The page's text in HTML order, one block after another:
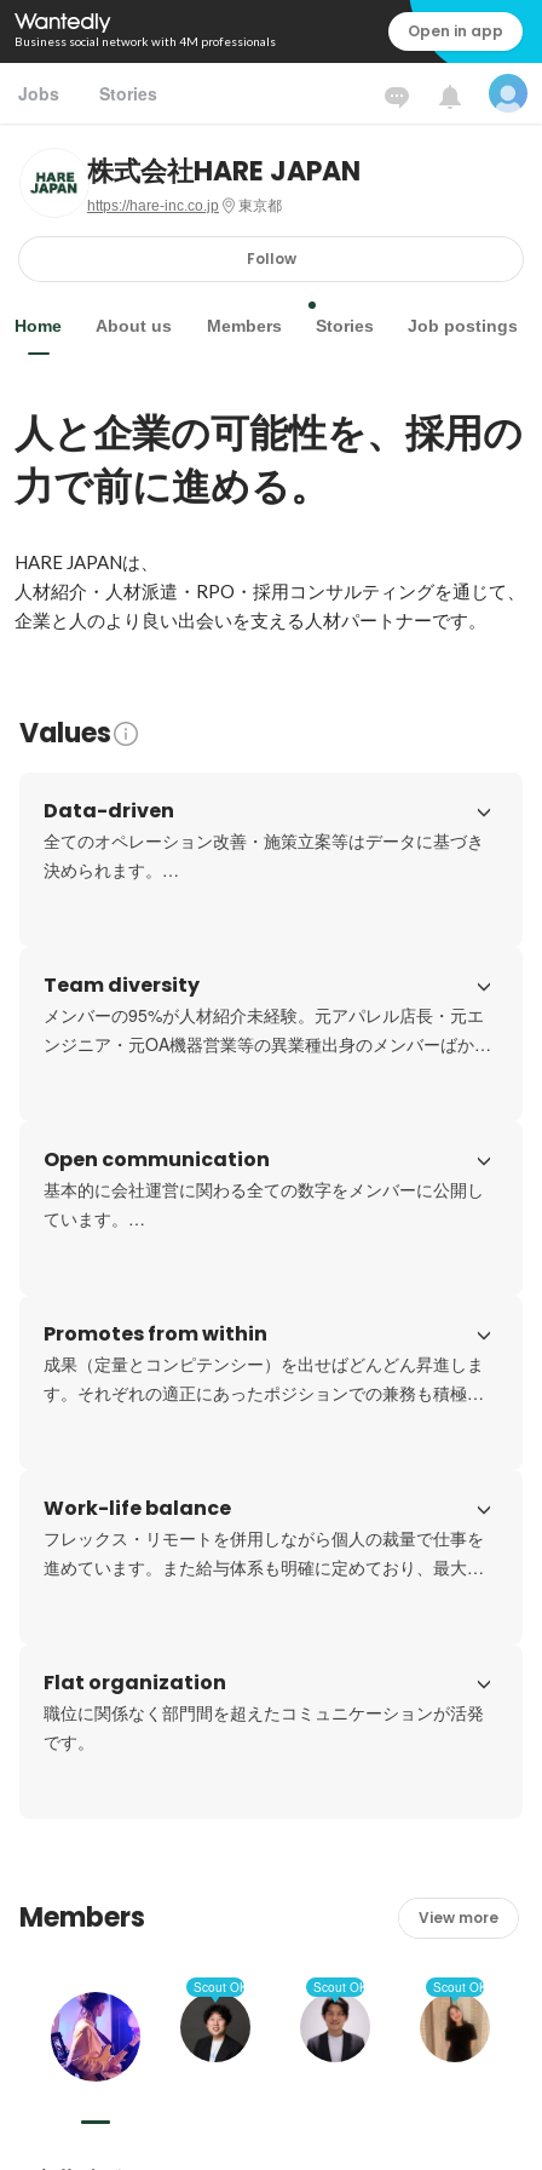
Business social network with 4M professionals Open in app
Jobs Stories
株式会社HARE JAPAN
https://hare-inc.co.jp 東京都
Follow
Home About us Members Stories Job postings
人と企業の可能性を、採用の
力で前に進める。
HARE JAPANは、
人材紹介・人材派遣・RPO・採用コンサルティングを通じて、
企業と人のより良い出会いを支える人材パートナーです。
Values
Data-driven
全てのオペレーション改善・施策立案等はデータに基づき
決められます。
Team diversity
メンバーの95%が人材紹介未経験。元アパレル店長・元エ
ンジニア・元OA機器営業等の異業種出身のメンバーばかり
Open communication
基本的に会社運営に関わる全ての数字をメンバーに公開し
ています。
Promotes from within
成果（定量とコンピテンシー）を出せばどんどん昇進しま
す。それぞれの適正にあったポジションでの兼務も積極的
Work-life balance
フレックス・リモートを併用しながら個人の裁量で仕事を
進めています。また給与体系も明確に定めており、最大限
Flat organization
職位に関係なく部門間を超えたコミュニケーションが活発
です。
Members View more
Scout OK Scout OK Scout OK